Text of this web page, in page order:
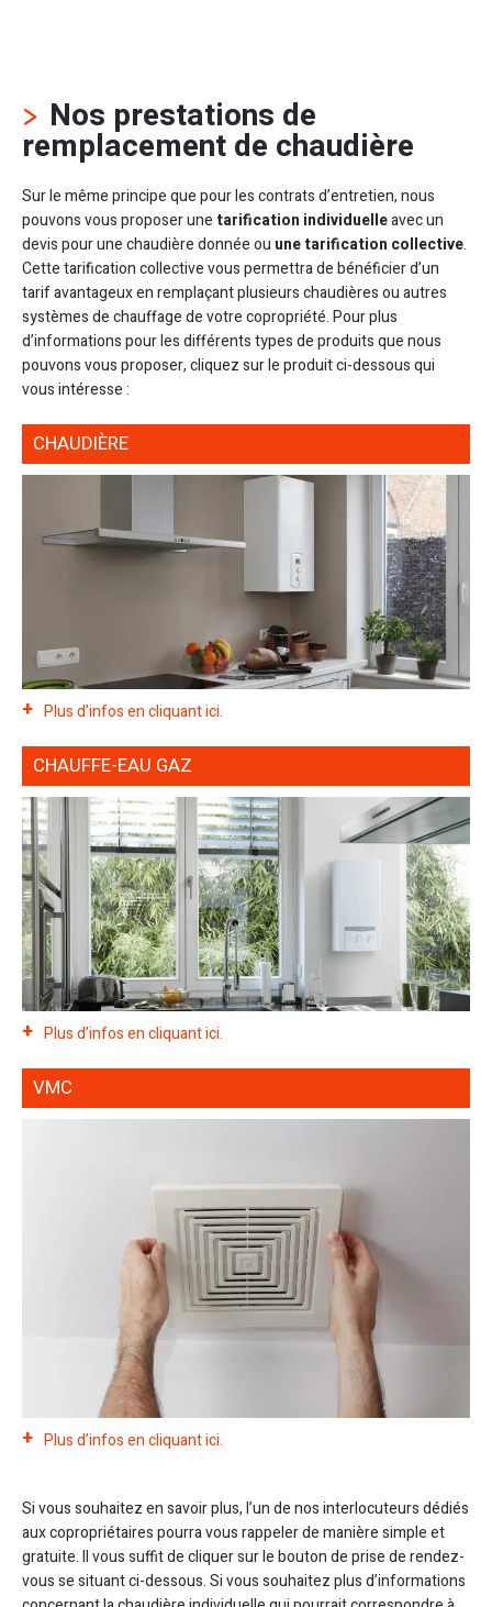
Nos prestations de
remplacement de chaudière
Sur le même principe que pour les contrats d’entretien, nous
pouvons vous proposer une tarification individuelleavec un
devis pour une chaudière donnée ou une tarification collective.
Cette tarification collective vous permettra de bénéficier d’un
tarif avantageux en remplaçant plusieurs chaudières ou autres
systèmes de chauffage de votre copropriété. Pour plus
d’informations pour les différents types de produits que nous
pouvons vous proposer, cliquez sur le produit ci-dessous qui
vous intéresse :
CHAUDIÈRE
Plus d’infos en cliquant ici.
CHAUFFE-EAU GAZ
Plus d’infos en cliquant ici.
VMC
Plus d’infos en cliquant ici.
Si vous souhaitez en savoir plus, l’un de nos interlocuteurs dédiés
aux copropriétaires pourra vous rappeler de manière simple et
gratuite. Il vous suffit de cliquer sur le bouton de prise de rendez-
vous se situant ci-dessous. Si vous souhaitez plus d’informations